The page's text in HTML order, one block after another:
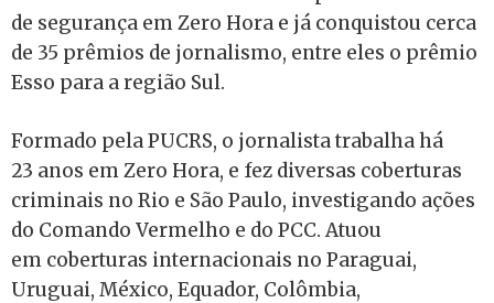
de segurança em Zero Hora e já conquistou cerca
de 35 prêmios de jornalismo, entre eles o prêmio
Esso para a região Sul.
Formado pela PUCRS, o jornalista trabalha há
23 anos em Zero Hora, e fez diversas coberturas
criminais no Rio e São Paulo, investigando ações
do Comando Vermelho e do PCC. Atuou
em coberturas internacionais no Paraguai,
Uruguai, México, Equador, Colômbia,